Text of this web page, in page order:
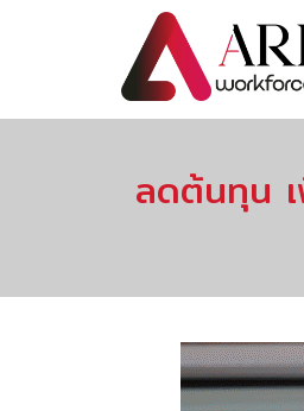
ลดต้นทุน